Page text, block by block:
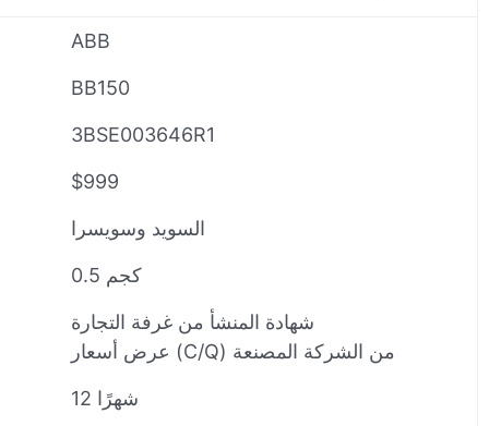
ABB
BB150
3BSE003646R1
$999
السويد وسويسرا
0.5 كجم
شهادة المنشأ من غرفة التجارة
عرض أسعار (C/Q) من الشركة المصنعة
12 شهرًا